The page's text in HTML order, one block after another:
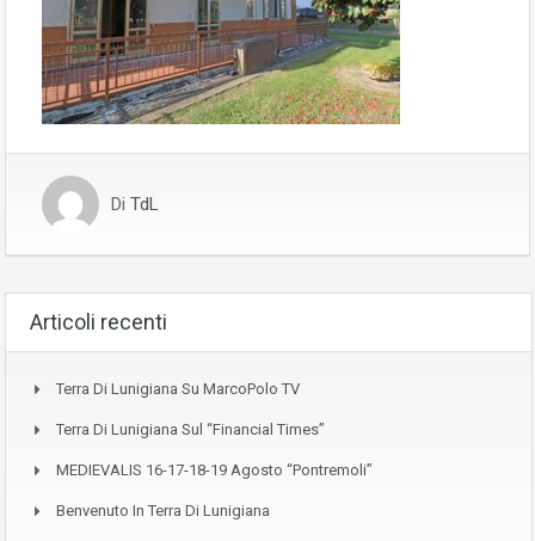
Di TdL
Articoli recenti
Terra Di Lunigiana Su MarcoPolo TV
Terra Di Lunigiana Sul “Financial Times”
MEDIEVALIS 16-17-18-19 Agosto “Pontremoli”
Benvenuto In Terra Di Lunigiana